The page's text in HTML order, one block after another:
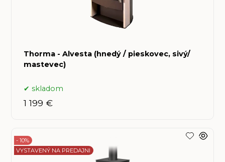
Thorma - Alvesta (hnedý / pieskovec, sivý/
mastevec)
skladom
1 199 €
- 10%
VYSTAVENÝ NA PREDAJNI